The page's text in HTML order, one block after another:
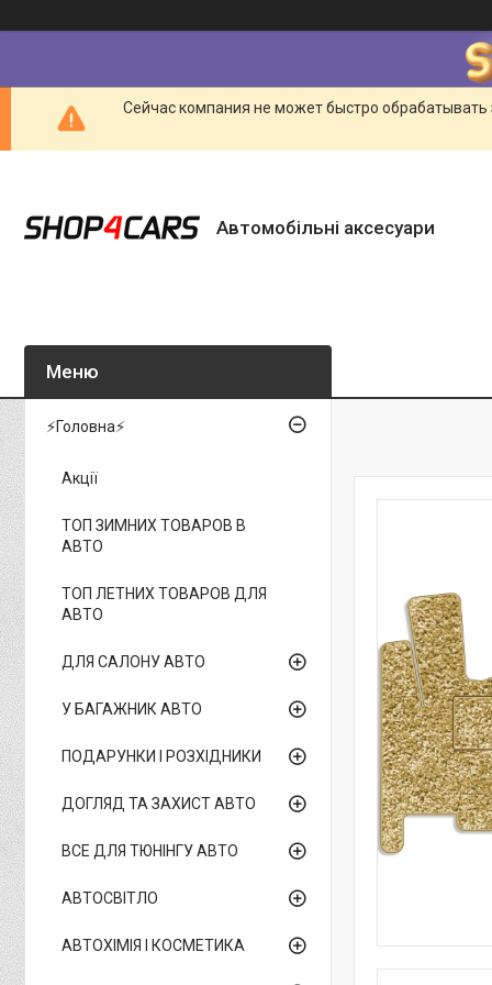
Сейчас компания не может быстро
Автомобільні аксесуари
⚡Головна⚡
Акції
ТОП ЗИМНИХ ТОВАРОВ В
АВТО
ТОП ЛЕТНИХ ТОВАРОВ ДЛЯ
АВТО
ДЛЯ САЛОНУ АВТО
У БАГАЖНИК АВТО
ПОДАРУНКИ І РОЗХІДНИКИ
ДОГЛЯД ТА ЗАХИСТ АВТО
ВСЕ ДЛЯ ТЮНІНГУ АВТО
АВТОСВІТЛО
АВТОХІМІЯ І КОСМЕТИКА